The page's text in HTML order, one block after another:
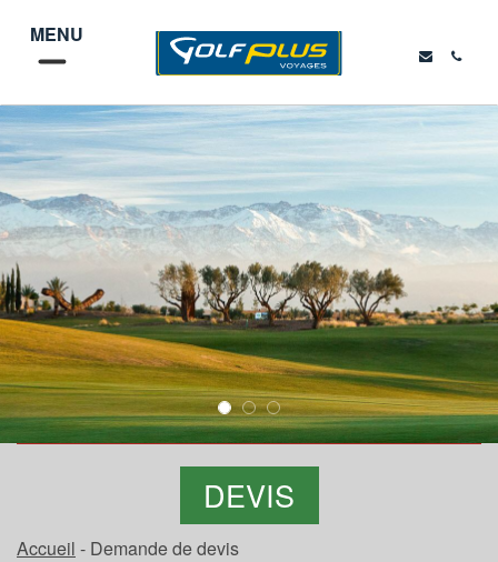
MENU
DEVIS
Accueil - Demande de devis